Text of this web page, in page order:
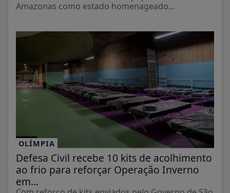
Amazonas como estado homenageado...
OLÍMPIA
Defesa Civil recebe 10 kits de acolhimento
ao frio para reforçar Operação Inverno
em...